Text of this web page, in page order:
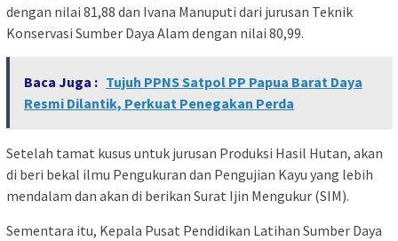
dengan nilai 81,88 dan Ivana Manuputi dari jurusan Teknik
Konservasi Sumber Daya Alam dengan nilai 80,99.
Baca Juga : Tujuh PPNS Satpol PP Papua Barat Daya
Resmi Dilantik, Perkuat Penegakan Perda
Setelah tamat kusus untuk jurusan Produksi Hasil Hutan, akan
di beri bekal ilmu Pengukuran dan Pengujian Kayu yang lebih
mendalam dan akan di berikan Surat Ijin Mengukur (SIM).
Sementara itu, Kepala Pusat Pendidikan Latihan Sumber Daya